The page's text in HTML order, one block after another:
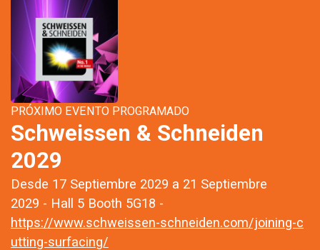
PRÓXIMO EVENTO PROGRAMADO
Schweissen & Schneiden
2029
Desde 17 Septiembre 2029 a 21 Septiembre
2029 - Hall 5 Booth 5G18 -
https://www.schweissen-schneiden.com/joining-c
utting-surfacing/